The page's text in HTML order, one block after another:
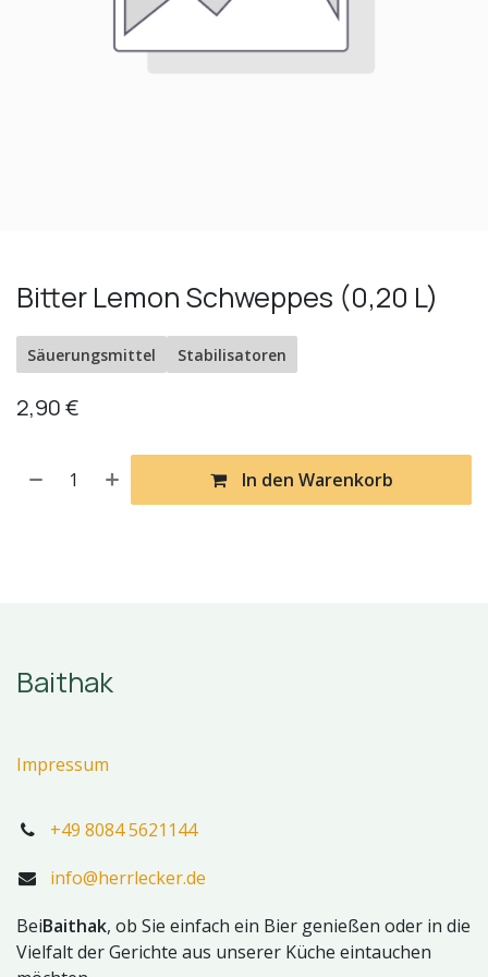
Bitter Lemon Schweppes (0,20 L)
Säuerungsmittel Stabilisatoren
2,90€
In den Warenkorb
Baithak
Impressum
+49 8084 5621144
info@herrlecker.de
BeiBaithak, ob Sie einfach ein Bier genießen oder in die
Vielfalt der Gerichte aus unserer Küche eintauchen